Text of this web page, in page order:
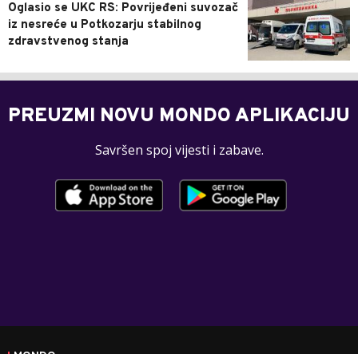
Oglasio se UKC RS: Povrijeđeni suvozač
iz nesreće u Potkozarju stabilnog
zdravstvenog stanja
PREUZMI NOVU MONDO APLIKACIJU
Savršen spoj vijesti i zabave.